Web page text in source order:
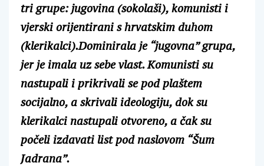
tri grupe: jugovina (sokolaši), komunisti i
vjerski orijentirani s hrvatskim duhom
(klerikalci).Dominirala je “jugovna” grupa,
jer je imala uz sebe vlast. Komunisti su
nastupali i prikrivali se pod plaštem
socijalno, a skrivali ideologiju, dok su
klerikalci nastupali otvoreno, a čak su
počeli izdavati list pod naslovom “Šum
Jadrana”.